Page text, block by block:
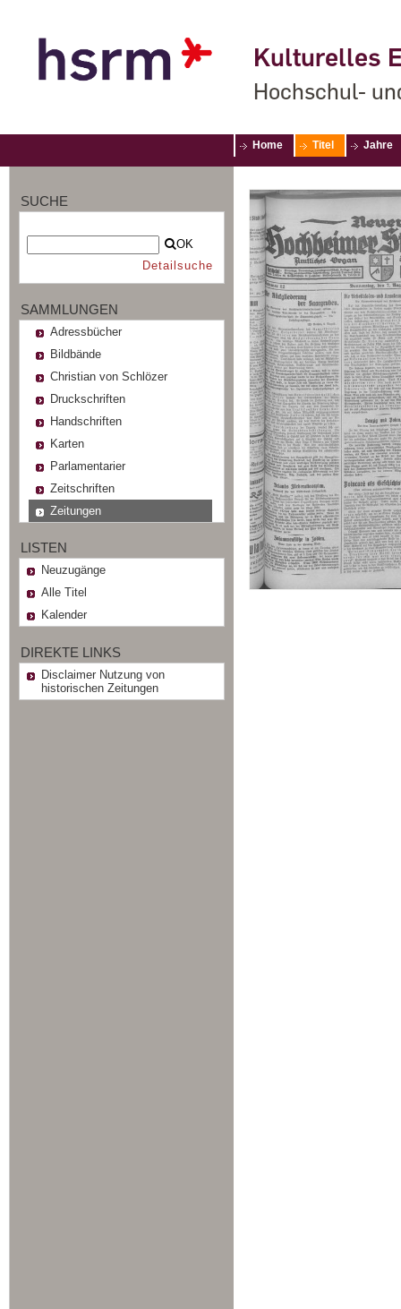
Kulturelles
Hochschul-
Home Titel Jahre
SUCHE
OK
Detailsuche
SAMMLUNGEN
Adressbücher
Bildbände
Christian von Schlözer
Druckschriften
Handschriften
Karten
Parlamentarier
Zeitschriften
Zeitungen
LISTEN
Neuzugänge
Alle Titel
Kalender
DIREKTE LINKS
Disclaimer Nutzung von
historischen Zeitungen